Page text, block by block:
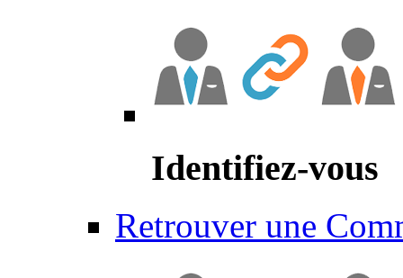
Identifiez-vous
Retrouver une